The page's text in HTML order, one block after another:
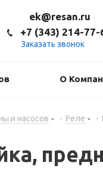
ek@resan.ru
+7 (343) 214-77-
Заказать звонок
О
и насосов - Реле -